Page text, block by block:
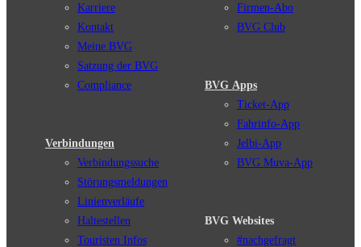
Karriere
Kontakt
Meine BVG
Satzung der BVG
Compliance
Verbindungen
Verbindungssuche
Störungsmeldungen
Linienverläufe
Haltestellen
Touristen Infos
Firmen-Abo
BVG Club
BVG Apps
Ticket-App
Fahrinfo-App
Jelbi-App
BVG Muva-App
BVG Websites
#nachgefragt